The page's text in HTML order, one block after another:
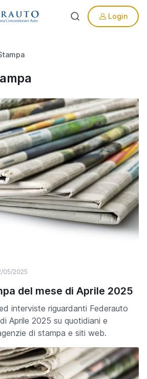
Login
05/2025
del mese di Aprile 2025
interviste riguardanti Federauto
Aprile 2025 su quotidiani e
di stampa e siti web.